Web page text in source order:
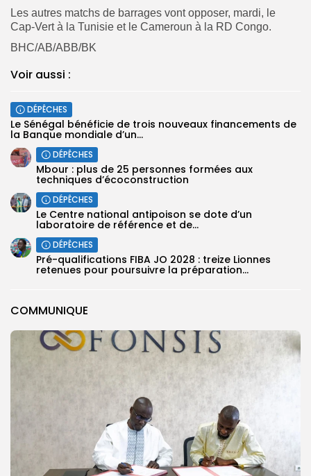
COMMUNIQUE
Les autres matchs de barrages vont opposer, mardi, le
Cap-Vert à la Tunisie et le Cameroun à la RD Congo.
BHC/AB/ABB/BK
Voir aussi :
DÉPÊCHES
Le Sénégal bénéficie de trois nouveaux financements de
la Banque mondiale d’un...
DÉPÊCHES
Mbour : plus de 25 personnes formées aux
techniques d’écoconstruction
DÉPÊCHES
Le Centre national antipoison se dote d’un
laboratoire de référence et de...
DÉPÊCHES
Pré-qualifications FIBA JO 2028 : treize Lionnes
retenues pour poursuivre la préparation...